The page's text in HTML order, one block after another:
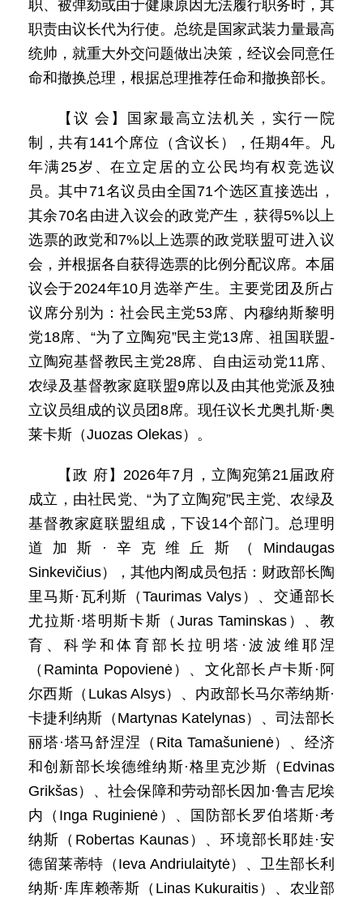
职、被弹劾或由于健康原因无法履行职务时，其
职责由议长代为行使。总统是国家武装力量最高
统帅，就重大外交问题做出决策，经议会同意任
命和撤换总理，根据总理推荐任命和撤换部长。
【议 会】国家最高立法机关，实行一院
制，共有141个席位（含议长），任期4年。凡
年满25岁、在立定居的立公民均有权竞选议
员。其中71名议员由全国71个选区直接选出，
其余70名由进入议会的政党产生，获得5%以上
选票的政党和7%以上选票的政党联盟可进入议
会，并根据各自获得选票的比例分配议席。本届
议会于2024年10月选举产生。主要党团及所占
议席分别为：社会民主党53席、内穆纳斯黎明
党18席、“为了立陶宛”民主党13席、祖国联盟-
立陶宛基督教民主党28席、自由运动党11席、
农绿及基督教家庭联盟9席以及由其他党派及独
立议员组成的议员团8席。现任议长尤奥扎斯·奥
莱卡斯（Juozas Olekas）。
【政 府】2026年7月，立陶宛第21届政府
成立，由社民党、“为了立陶宛”民主党、农绿及
基督教家庭联盟组成，下设14个部门。总理明
道加斯·辛克维丘斯（Mindaugas
Sinkevičius），其他内阁成员包括：财政部长陶
里马斯·瓦利斯（Taurimas Valys）、交通部长
尤拉斯·塔明斯卡斯（Juras Taminskas）、教
育、科学和体育部长拉明塔·波波维耶涅
（Raminta Popovienė）、文化部长卢卡斯·阿
尔西斯（Lukas Alsys）、内政部长马尔蒂纳斯·
卡捷利纳斯（Martynas Katelynas）、司法部长
丽塔·塔马舒涅涅（Rita Tamašunienė）、经济
和创新部长埃德维纳斯·格里克沙斯（Edvinas
Grikšas）、社会保障和劳动部长因加·鲁吉尼埃
内（Inga Ruginienė）、国防部长罗伯塔斯·考
纳斯（Robertas Kaunas）、环境部长耶娃·安
德留莱蒂特（Ieva Andriulaitytė）、卫生部长利
纳斯·库库赖蒂斯（Linas Kukuraitis）、农业部